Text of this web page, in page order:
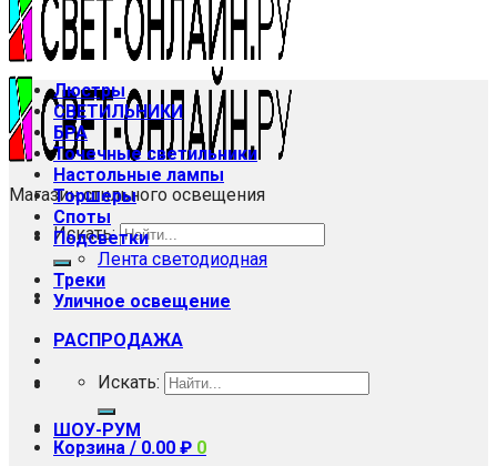
Магазин стильного освещения
Искать:
РАСПРОДАЖА
ШОУ-РУМ
Люстры
СВЕТИЛЬНИКИ
БРА
Точечные светильники
Настольные лампы
Торшеры
Споты
Подсветки
Лента светодиодная
Треки
Уличное освещение
Искать:
Корзина / 0.00 ₽ 0